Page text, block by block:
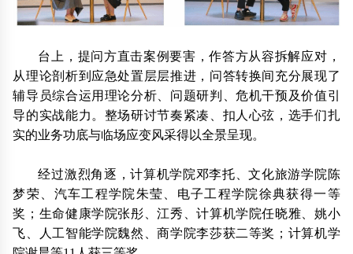
台上，提问方直击案例要害，作答方从容拆解应对，
从理论剖析到应急处置层层推进，问答转换间充分展现了
辅导员综合运用理论分析、问题研判、危机干预及价值引
导的实战能力。整场研讨节奏紧凑、扣人心弦，选手们扎
实的业务功底与临场应变风采得以全景呈现。
经过激烈角逐，计算机学院邓李托、文化旅游学院陈
梦荣、汽车工程学院朱莹、电子工程学院徐典获得一等
奖；生命健康学院张彤、江秀、计算机学院任晓雅、姚小
飞、人工智能学院魏然、商学院李莎获二等奖；计算机学